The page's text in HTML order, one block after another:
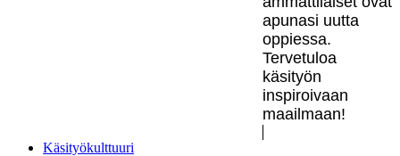
apunasi uutta
oppiessa.
Tervetuloa
käsityön
inspiroivaan
maailmaan!
Käsityökulttuuri